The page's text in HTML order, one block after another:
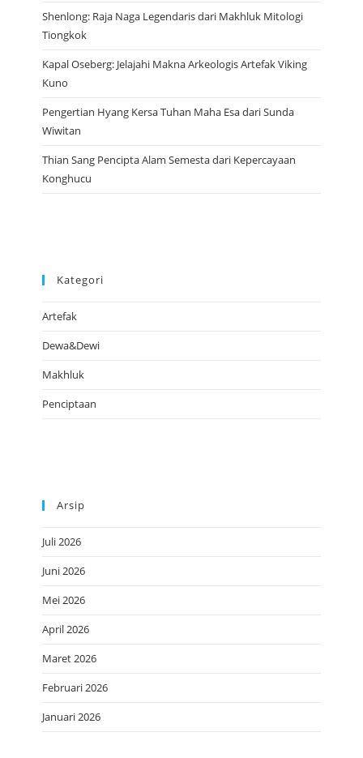
Shenlong: Raja Naga Legendaris dari Makhluk Mitologi
Tiongkok
Kapal Oseberg: Jelajahi Makna Arkeologis Artefak Viking
Kuno
Pengertian Hyang Kersa Tuhan Maha Esa dari Sunda
Wiwitan
Thian Sang Pencipta Alam Semesta dari Kepercayaan
Konghucu
Kategori
Artefak
Dewa&Dewi
Makhluk
Penciptaan
Arsip
Juli 2026
Juni 2026
Mei 2026
April 2026
Maret 2026
Februari 2026
Januari 2026